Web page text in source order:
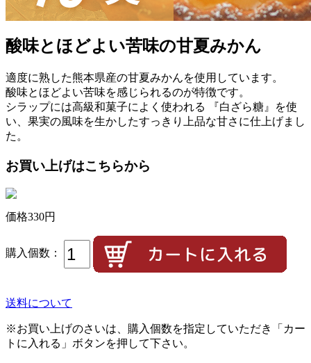
酸味とほどよい苦味の甘夏みかん
適度に熟した熊本県産の甘夏みかんを使用しています。
酸味とほどよい苦味を感じられるのが特徴です。
シラップには高級和菓子によく使われる 『白ざら糖』を使
い、果実の風味を生かしたすっきり上品な甘さに仕上げまし
た。
お買い上げはこちらから
価格330円
購入個数：
送料について
※お買い上げのさいは、購入個数を指定していただき「カー
トに入れる」ボタンを押して下さい。